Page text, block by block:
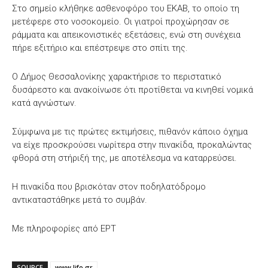
Στο σημείο κλήθηκε ασθενοφόρο του ΕΚΑΒ, το οποίο τη
μετέφερε στο νοσοκομείο. Οι γιατροί προχώρησαν σε
ράμματα και απεικονιστικές εξετάσεις, ενώ στη συνέχεια
πήρε εξιτήριο και επέστρεψε στο σπίτι της.
Ο Δήμος Θεσσαλονίκης χαρακτήρισε το περιστατικό
δυσάρεστο και ανακοίνωσε ότι προτίθεται να κινηθεί νομικά
κατά αγνώστων.
Σύμφωνα με τις πρώτες εκτιμήσεις, πιθανόν κάποιο όχημα
να είχε προσκρούσει νωρίτερα στην πινακίδα, προκαλώντας
φθορά στη στήριξή της, με αποτέλεσμα να καταρρεύσει.
Η πινακίδα που βρισκόταν στον ποδηλατόδρομο
αντικαταστάθηκε μετά το συμβάν.
Με πληροφορίες από ΕΡΤ